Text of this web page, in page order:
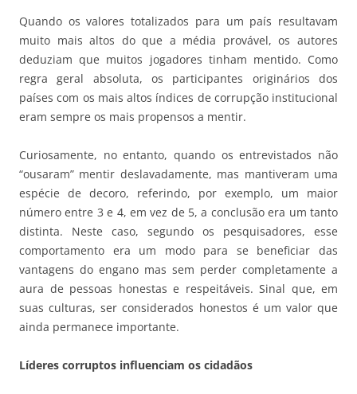
Quando os valores totalizados para um país resultavam
muito mais altos do que a média provável, os autores
deduziam que muitos jogadores tinham mentido. Como
regra geral absoluta, os participantes originários dos
países com os mais altos índices de corrupção institucional
eram sempre os mais propensos a mentir.
Curiosamente, no entanto, quando os entrevistados não
“ousaram” mentir deslavadamente, mas mantiveram uma
espécie de decoro, referindo, por exemplo, um maior
número entre 3 e 4, em vez de 5, a conclusão era um tanto
distinta. Neste caso, segundo os pesquisadores, esse
comportamento era um modo para se beneficiar das
vantagens do engano mas sem perder completamente a
aura de pessoas honestas e respeitáveis. Sinal que, em
suas culturas, ser considerados honestos é um valor que
ainda permanece importante.
Líderes corruptos influenciam os cidadãos